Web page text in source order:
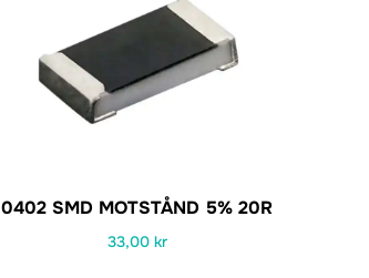
0402 SMD MOTSTÅND 5% 20R
33,00 kr